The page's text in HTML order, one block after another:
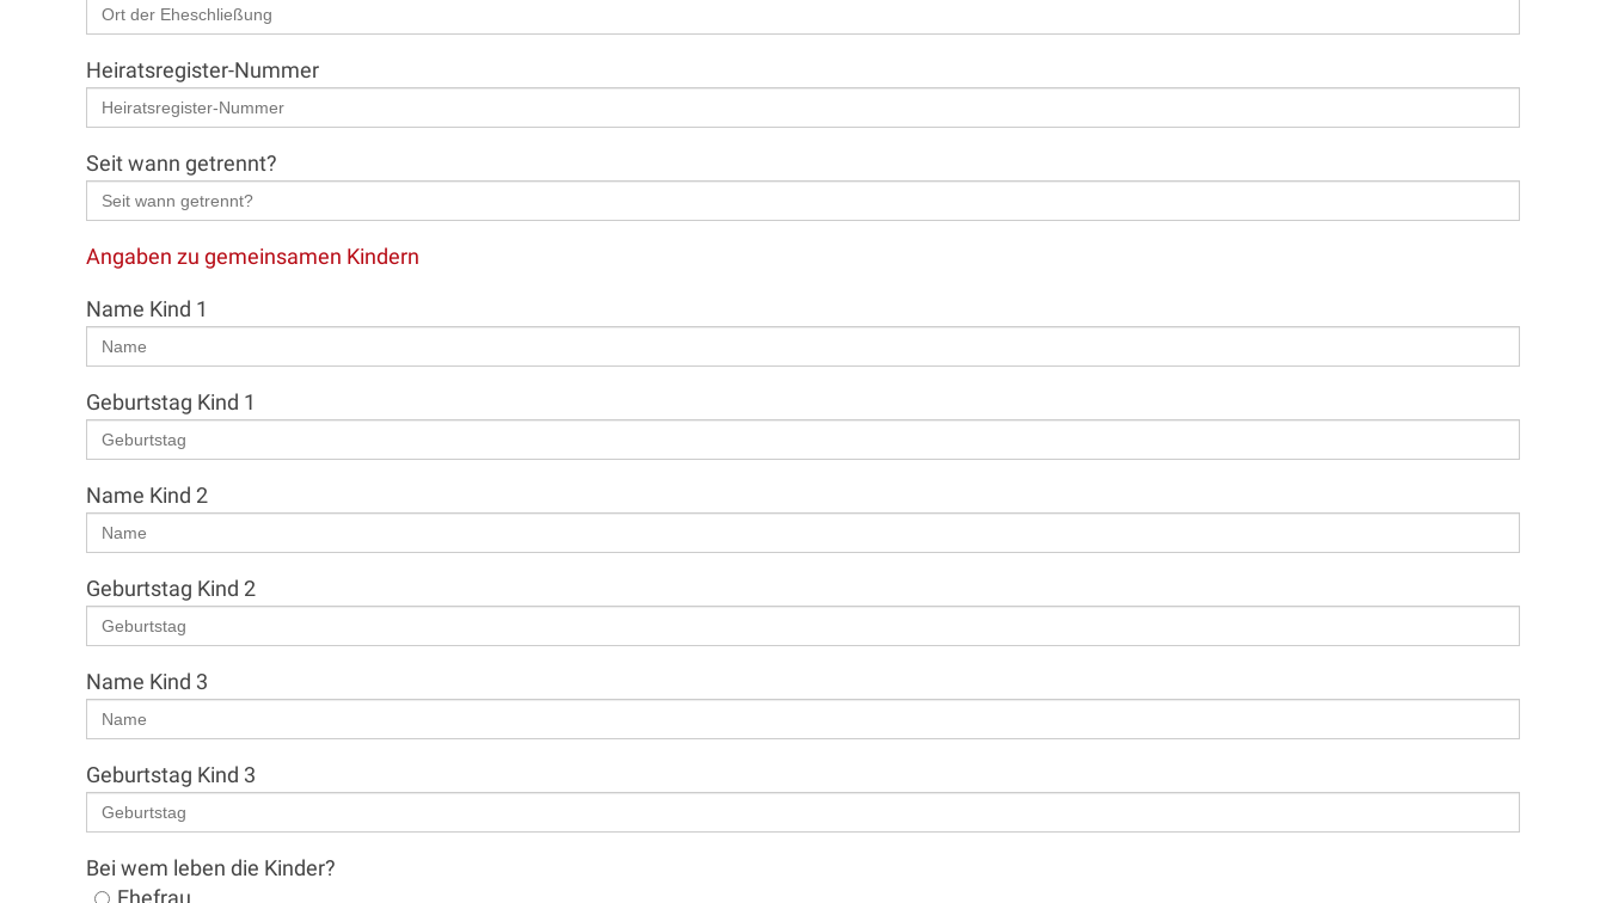
Heiratsregister-Nummer
Seit wann getrennt?
Angaben zu gemeinsamen Kindern
Name Kind 1
Geburtstag Kind 1
Name Kind 2
Geburtstag Kind 2
Name Kind 3
Geburtstag Kind 3
Bei wem leben die Kinder?
Ehefrau